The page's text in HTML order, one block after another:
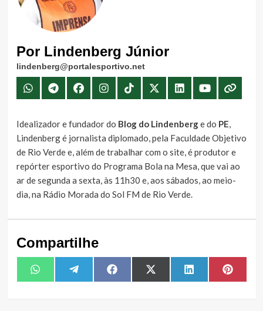
Por Lindenberg Júnior
lindenberg@portalesportivo.net
Idealizador e fundador do Blog do Lindenberge do PE,
Lindenberg é jornalista diplomado, pela Faculdade Objetivo
de Rio Verde e, além de trabalhar com o site, é produtor e
repórter esportivo do Programa Bola na Mesa, que vai ao
ar de segunda a sexta, às 11h30 e, aos sábados, ao meio-
dia, na Rádio Morada do Sol FM de Rio Verde.
Compartilhe
Share
on
WhatsAppShare
on
TelegramShare
on
FacebookShare
on
X
(Twitter)
Share
on
LinkedIn Share
on